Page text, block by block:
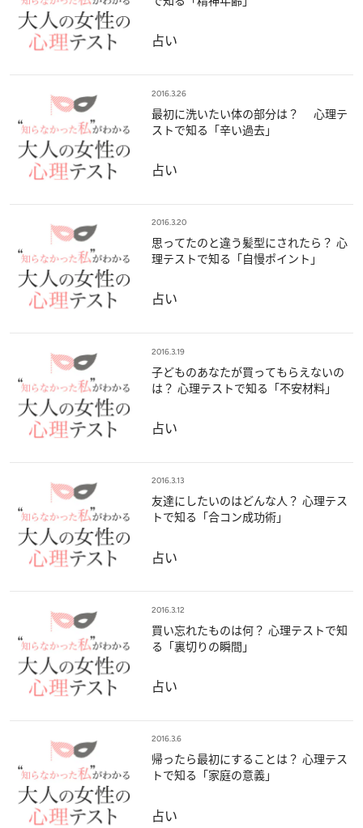
占い
2016.3.26
最初に洗いたい体の部分は？ 心理テ
ストで知る「辛い過去」
占い
2016.3.20
思ってたのと違う髪型にされたら？ 心
理テストで知る「自慢ポイント」
占い
2016.3.19
子どものあなたが買ってもらえないの
は？ 心理テストで知る「不安材料」
占い
2016.3.13
友達にしたいのはどんな人？ 心理テス
トで知る「合コン成功術」
占い
2016.3.12
買い忘れたものは何？ 心理テストで知
る「裏切りの瞬間」
占い
2016.3.6
帰ったら最初にすることは？ 心理テス
トで知る「家庭の意義」
占い